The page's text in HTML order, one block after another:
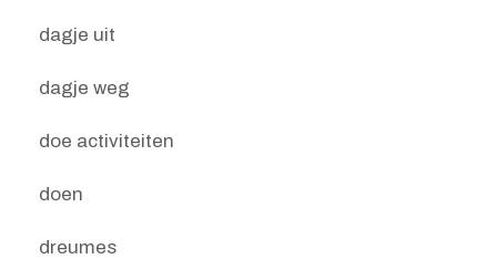
dagje uit
dagje weg
doe activiteiten
doen
dreumes